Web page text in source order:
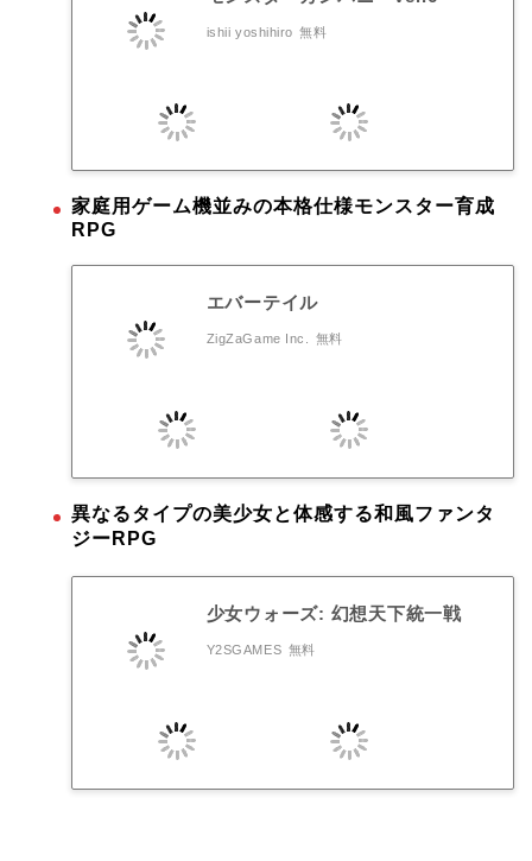
ishii yoshihiro 無料
家庭用ゲーム機並みの本格仕様モンスター育成
RPG
エバーテイル
ZigZaGame Inc. 無料
異なるタイプの美少女と体感する和風ファンタ
ジーRPG
少女ウォーズ: 幻想天下統一戦
Y2SGAMES 無料